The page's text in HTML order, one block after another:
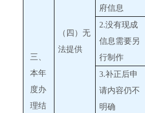
三、
本年
度办
理结
（四）无
法提供
府信息
2.没有现成
信息需要另
行制作
3.补正后申
请内容仍不
明确